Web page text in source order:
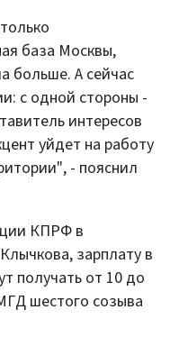
база Москвы,
больше. А сейчас
с одной стороны -
интересов
уйдет на работу
- пояснил
КПРФ в
зарплату в
получать от 10 до
шестого созыва